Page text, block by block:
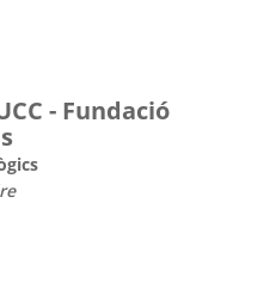
- Fundació